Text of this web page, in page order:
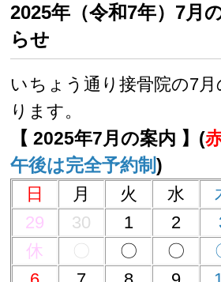
2025年（令和7年）7月
らせ
いちょう通り接骨院の7
ります。
【 2025年7月の案内 】(
午後は完全予約制)
日 月 火 水
29
30 1 2
休
〇 〇 〇